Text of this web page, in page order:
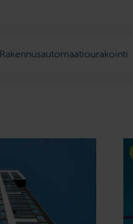
Rakennusautomaatiourakointi